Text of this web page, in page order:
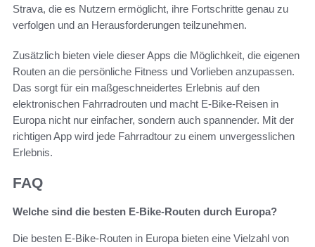
Strava, die es Nutzern ermöglicht, ihre Fortschritte genau zu
verfolgen und an Herausforderungen teilzunehmen.
Zusätzlich bieten viele dieser Apps die Möglichkeit, die eigenen
Routen an die persönliche Fitness und Vorlieben anzupassen.
Das sorgt für ein maßgeschneidertes Erlebnis auf den
elektronischen Fahrradrouten und macht E-Bike-Reisen in
Europa nicht nur einfacher, sondern auch spannender. Mit der
richtigen App wird jede Fahrradtour zu einem unvergesslichen
Erlebnis.
FAQ
Welche sind die besten E-Bike-Routen durch Europa?
Die besten E-Bike-Routen in Europa bieten eine Vielzahl von